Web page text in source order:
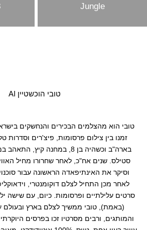
Jungle
טובי הוכשטיין AI
טובי הוא מהצלמים הבכירים והנחשקים
זמנו בין צילום פרסומות, פיצ'רים וסדרות
בארה"ב וכשהיה בן 8, במחנה
סטילס. שנים אח"כ, לאחר שחרורו מחיל
וסיקר את האינתיפאדה הראשונה עבור
לאחר מכן התחיל לצלם דוקומנטרי,
(באמת), טובי ממשיך לצלם בארץ ובעולם
והמותגים, ורבים מסרטיו זכו בפרסים